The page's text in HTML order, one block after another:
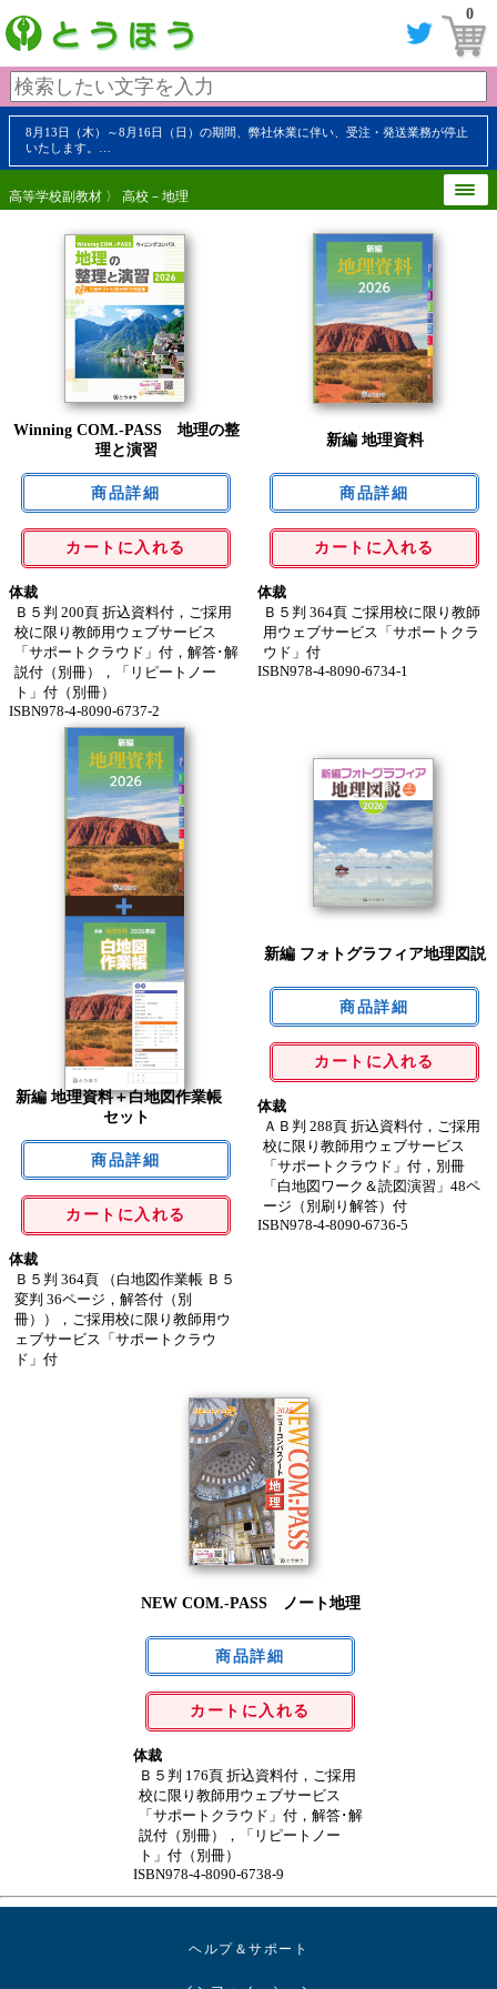
0
8月13日（木）～8月16日（日）の期間、弊社休業に伴い、受注・発送業務が停止
いたします。…
高等学校副教材 〉 高校－地理
Winning COM.-PASS 地理の整
理と演習
カートに入れる
体裁
Ｂ５判 200頁 折込資料付，ご採用
校に限り教師用ウェブサービス
「サポートクラウド」付，解答･解
説付（別冊），「リピートノー
ト」付（別冊）
ISBN978-4-8090-6737-2
新編 地理資料
カートに入れる
体裁
Ｂ５判 364頁 ご採用校に限り教師
用ウェブサービス「サポートクラ
ウド」付
ISBN978-4-8090-6734-1
新編 地理資料＋白地図作業帳
セット
カートに入れる
体裁
Ｂ５判 364頁 （白地図作業帳 Ｂ５
変判 36ページ，解答付（別
冊）），ご採用校に限り教師用ウ
ェブサービス「サポートクラウ
ド」付
新編 フォトグラフィア地理図説
カートに入れる
体裁
ＡＢ判 288頁 折込資料付，ご採用
校に限り教師用ウェブサービス
「サポートクラウド」付，別冊
「白地図ワーク＆読図演習」48ペ
ージ（別刷り解答）付
ISBN978-4-8090-6736-5
NEW COM.-PASS ノート地理
カートに入れる
体裁
Ｂ５判 176頁 折込資料付，ご採用
校に限り教師用ウェブサービス
「サポートクラウド」付，解答･解
説付（別冊），「リピートノー
ト」付（別冊）
ISBN978-4-8090-6738-9
ヘルプ＆サポート